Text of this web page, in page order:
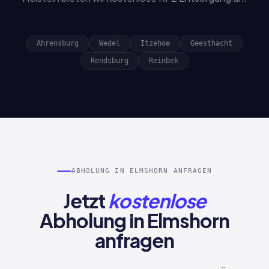
Ahrensburg Wedel Itzehoe Geesthacht
Rendsburg Reinbek
ABHOLUNG IN ELMSHORN ANFRAGEN
Jetztkostenlose
Abholung in Elmshorn
anfragen